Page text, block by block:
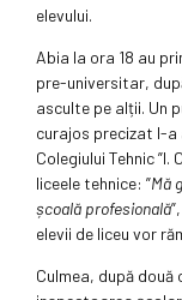
elevului.
Abia la ora 18 au
pre-universitar,
asculte pe alții. Un
curajos precizat l-
Colegiului Tehnic
liceele tehnice: ”Mă
școală profesională
elevii de liceu vor
Culmea, după